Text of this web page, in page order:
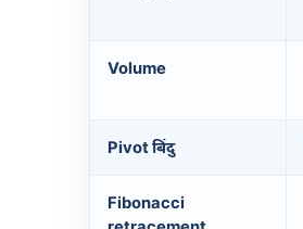
Volume
Pivot बिंदु
Fibonacci